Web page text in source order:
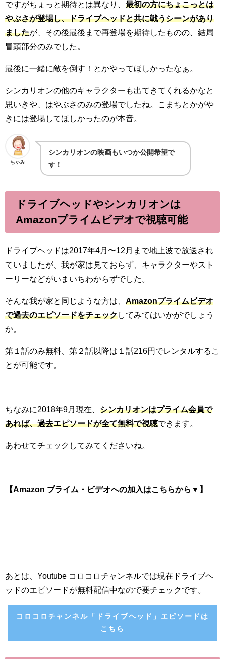
ですがちょっと期待とは異なり、 最初の方にちょこっとは
やぶさが登場し、ドライブヘッドと共に戦うシーンがあり
ましたが、その後最後まで再登場を期待したものの、結局
冒頭部分のみでした。
最後に一緒に敵を倒す！とかやってほしかったなぁ。
シンカリオンの他のキャラクターも出てきてくれるかなと
思いきや、はやぶさのみの登場でしたね。こまちとかがや
きには登場してほしかったのが本音。
ちゃみ
シンカリオンの映画もいつか公開希望で
す！
ドライブヘッドやシンカリオンは
Amazonプライムビデオで視聴可能
ドライブヘッドは2017年4月〜12月まで地上波で放送され
ていましたが、我が家は見ておらず、キャラクターやスト
ーリーなどがいまいちわからずでした。
そんな我が家と同じような方は、 Amazonプライムビデオ
で過去のエピソードをチェックしてみてはいかがでしょう
か。
第１話のみ無料、第２話以降は１話216円でレンタルするこ
とが可能です。
ちなみに2018年9月現在、 シンカリオンはプライム会員で
あれば、過去エピソードが全て無料で視聴できます。
あわせてチェックしてみてくださいね。
【Amazon プライム・ビデオへの加入はこちらから▼】
あとは、Youtube コロコロチャンネルでは現在ドライブヘ
ッドのエピソードが無料配信中なので要チェックです。
コロコロチャンネル「ドライブヘッド」エピソードは
こちら